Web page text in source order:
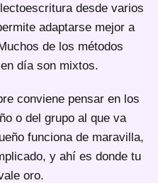
desde varios
adaptarse mejor a
de los métodos
día son mixtos.
conviene pensar en los
o del grupo al que va
funciona de maravilla,
y ahí es donde tu
oro.